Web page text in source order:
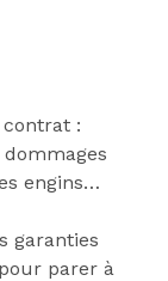
:
engins…
garanties
parer à